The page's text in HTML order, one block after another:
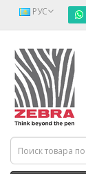
РУС